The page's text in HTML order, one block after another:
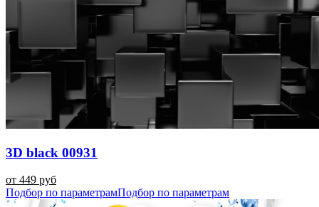
3D black 00931
от 449 руб
Подбор по параметрамПодбор по параметрам